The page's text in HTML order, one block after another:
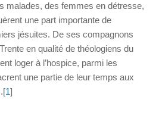
malades, des femmes en détresse,
une part importante de
jésuites. De ses compagnons
en qualité de théologiens du
loger à l’hospice, parmi les
une partie de leur temps aux
1]